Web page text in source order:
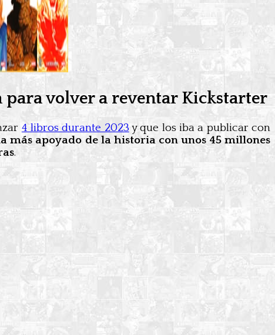
para volver a reventar Kickstarter
4 libros durante 2023y que los iba a publicar con
más apoyado de la historia con unos 45 millones
.